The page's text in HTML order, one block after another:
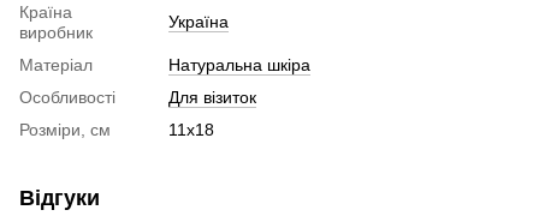
Країна
виробник
Україна
Матеріал
Натуральна шкіра
Особливості
Для візиток
Розміри, см
11х18
Відгуки